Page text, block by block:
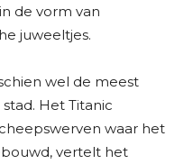
de vorm van
juweeltjes.
wel de meest
Het Titanic
waar het
vertelt het